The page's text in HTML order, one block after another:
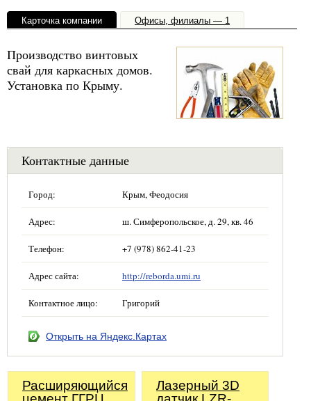
Карточка компании Офисы, филиалы — 1
Производство винтовых
свай для каркасных домов.
Установка по Крыму.
Контактные данные
Город: Крым, Феодосия
Адрес: ш. Симферопольское, д. 29, кв. 46
Телефон: +7 (978) 862-41-23
Адрес сайта: http://reborda.umi.ru
Контактное лицо: Григорий
Открыть на Яндекс.Картах
Расширяющийся
Лазерный 3D